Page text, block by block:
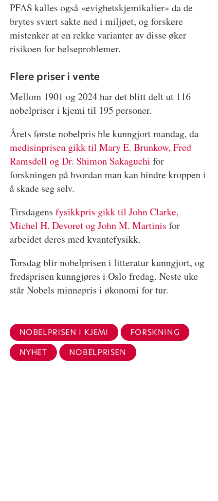
PFAS kalles også «evighetskjemikalier» da de
brytes svært sakte ned i miljøet, og forskere
mistenker at en rekke varianter av disse øker
risikoen for helseproblemer.
Flere priser i vente
Mellom 1901 og 2024 har det blitt delt ut 116
nobelpriser i kjemi til 195 personer.
Årets første nobelpris ble kunngjort mandag, da
medisinprisen gikk til Mary E. Brunkow, Fred
Ramsdell og Dr. Shimon Sakaguchi for
forskningen på hvordan man kan hindre kroppen i
å skade seg selv.
Tirsdagens fysikkpris gikk til John Clarke,
Michel H. Devoret og John M. Martinis for
arbeidet deres med kvantefysikk.
Torsdag blir nobelprisen i litteratur kunngjort, og
fredsprisen kunngjøres i Oslo fredag. Neste uke
står Nobels minnepris i økonomi for tur.
NOBELPRISEN I KJEMI
FORSKNING
NYHET
NOBELPRISEN